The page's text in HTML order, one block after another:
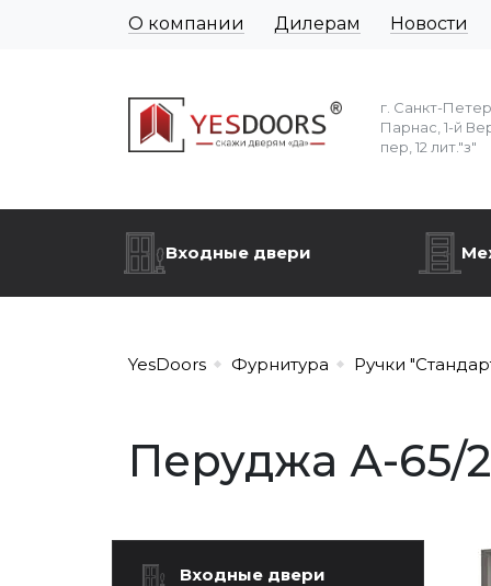
О компании Дилерам Новости
г. Санкт-
Парнас, 1-й
пер, 12 лит."з"
Входные двери
YesDoors Фурнитура Ручки
Перуджа А-65/
Входные двери